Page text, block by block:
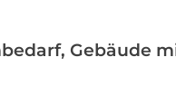
Gebäude